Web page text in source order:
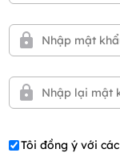
Tôi đồng ý với các